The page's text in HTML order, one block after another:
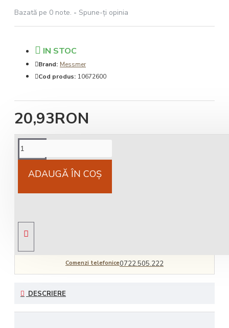
Bazată pe 0 note. - Spune-ţi opinia
20,93RON
IN STOC
Brand: Messmer
Cod produs: 10672600
ADAUGĂ ÎN COŞ
Cost livrareNational 25Lei locker 25 lei
Comenzi telefonice0722.505.222
DESCRIERE